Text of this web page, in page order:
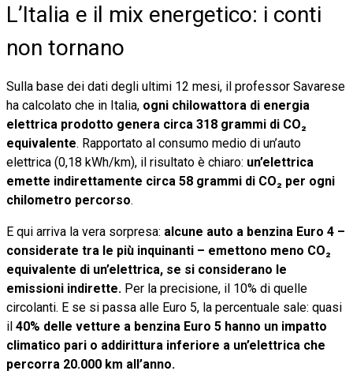
L’Italia e il mix energetico: i conti
non tornano
Sulla base dei dati degli ultimi 12 mesi, il professor Savarese
ha calcolato che in Italia, ogni chilowattora di energia
elettrica prodotto genera circa 318 grammi di CO₂
equivalente. Rapportato al consumo medio di un’auto
elettrica (0,18 kWh/km), il risultato è chiaro: un’elettrica
emette indirettamente circa 58 grammi di CO₂ per ogni
chilometro percorso.
E qui arriva la vera sorpresa: alcune auto a benzina Euro 4 –
considerate tra le più inquinanti – emettono meno CO₂
equivalente di un’elettrica, se si considerano le
emissioni indirette. Per la precisione, il 10% di quelle
circolanti. E se si passa alle Euro 5, la percentuale sale: quasi
il 40% delle vetture a benzina Euro 5 hanno un impatto
climatico pari o addirittura inferiore a un’elettrica che
percorra 20.000 km all’anno.